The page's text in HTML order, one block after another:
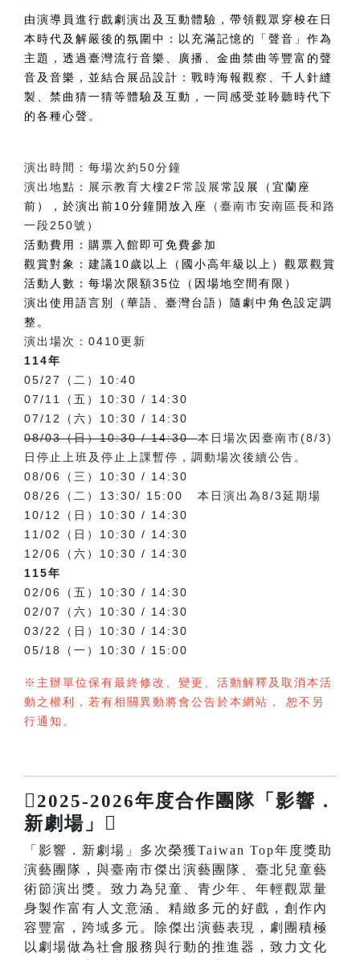
由演導員進行戲劇演出及互動體驗，帶領觀眾穿梭在日
本時代及解嚴後的氛圍中：以充滿記憶的「聲音」作為
主題，透過臺灣流行音樂、廣播、金曲禁曲等豐富的聲
音及音樂，並結合展品設計：戰時海報觀察、千人針縫
製、禁曲猜一猜等體驗及互動，一同感受並聆聽時代下
的各種心聲。
演出時間：每場次約50分鐘
演出地點：展示教育大樓2F常設展常設展（宜蘭座
前），於演出前10分鐘開放入座
（臺南市安南區長和路
一段250號）
活動費用：購票入館即可免費參加
觀賞對象：建議10歲以上（國小高年級以上）觀眾觀賞
活動人數：每場次限額35位（因場地空間有限）
演出使用語言別（華語、臺灣台語）隨劇中角色設定調
整。
演出場次：0410更新
114年
05/27（二）10:40
07/11（五）10:30 / 14:30
07/12（六）10:30 / 14:30
08/03（日）10:30 / 14:30本日場次因臺南市(8/3)
日停止上班及停止上課暫停，調動場次後續公告。
08/06（三）10:30 / 14:30
08/26（二）13:30/ 15:00 本日演出為8/3延期場
10/12（日）10:30 / 14:30
11/02（日）10:30 / 14:30
12/06（六）10:30 / 14:30
115年
02/06（五）10:30 / 14:30
02/07（六）10:30 / 14:30
03/22（日）10:30 / 14:30
05/18（一）10:30 / 15:00
※主辦單位保有最終修改、變更、活動解釋及取消本活
動之權利，若有相關異動將會公告於本網站， 恕不另
行通知。
2025-2026年度合作團隊「影響．
新劇場」
「影響．新劇場」多次榮獲Taiwan Top年度獎助
演藝團隊，與臺南市傑出演藝團隊、臺北兒童藝
術節演出獎。致力為兒童、青少年、年輕觀眾量
身製作富有人文意涵、精緻多元的好戲，創作內
容豐富，跨域多元。除傑出演藝表現，劇團積極
以劇場做為社會服務與行動的推進器，致力文化